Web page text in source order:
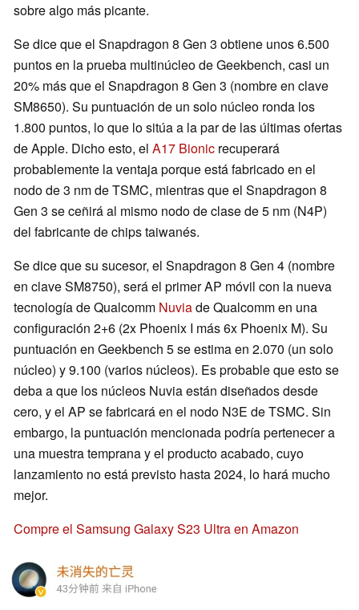
sobre algo más picante.
Se dice que el Snapdragon 8 Gen 3 obtiene unos 6.500
puntos en la prueba multinúcleo de Geekbench, casi un
20% más que el Snapdragon 8 Gen 3 (nombre en clave
SM8650). Su puntuación de un solo núcleo ronda los
1.800 puntos, lo que lo sitúa a la par de las últimas ofertas
de Apple. Dicho esto, el A17 Bionic recuperará
probablemente la ventaja porque está fabricado en el
nodo de 3 nm de TSMC, mientras que el Snapdragon 8
Gen 3 se ceñirá al mismo nodo de clase de 5 nm (N4P)
del fabricante de chips taiwanés.
Se dice que su sucesor, el Snapdragon 8 Gen 4 (nombre
en clave SM8750), será el primer AP móvil con la nueva
tecnología de Qualcomm Nuviade Qualcomm en una
configuración 2+6 (2x Phoenix I más 6x Phoenix M). Su
puntuación en Geekbench 5 se estima en 2.070 (un solo
núcleo) y 9.100 (varios núcleos). Es probable que esto se
deba a que los núcleos Nuvia están diseñados desde
cero, y el AP se fabricará en el nodo N3E de TSMC. Sin
embargo, la puntuación mencionada podría pertenecer a
una muestra temprana y el producto acabado, cuyo
lanzamiento no está previsto hasta 2024, lo hará mucho
mejor.
Compre el Samsung Galaxy S23 Ultra en Amazon